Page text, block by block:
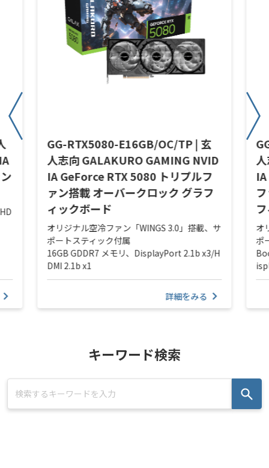
GG-RTX5080-E16GB/OC/TP | 玄
人志向 GALAKURO GAMING NVID
IA GeForce RTX 5080 トリプルフ
ァン搭載 オーバークロック グラフ
ィックボード
オリジナル空冷ファン「WINGS 3.0」搭載、サ
ポートスティック付属
16GB GDDR7 メモリ、DisplayPort 2.1b x3/H
DMI 2.1b x1
詳細をみる
オ
ポ
キーワード検索